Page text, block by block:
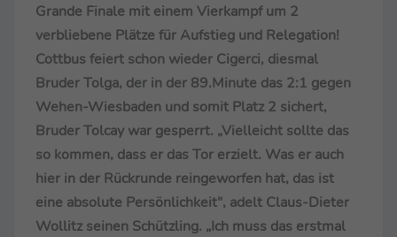
Grande Finale mit einem Vierkampf um 2
verbliebene Plätze für Aufstieg und Relegation!
Cottbus feiert schon wieder Cigerci, diesmal
Bruder Tolga, der in der 89.Minute das 2:1 gegen
Wehen-Wiesbaden und somit Platz 2 sichert,
Bruder Tolcay war gesperrt. „Vielleicht sollte das
so kommen, dass er das Tor erzielt. Was er auch
hier in der Rückrunde reingeworfen hat, das ist
eine absolute Persönlichkeit", adelt Claus-Dieter
Wollitz seinen Schützling. „Ich muss das erstmal